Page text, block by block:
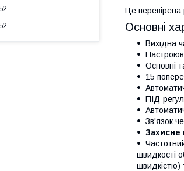
Це перевірена
Основні
Вихідна
Основні
15
ПІД-
Зв'язок
Захисне
швидкості
швидкістю)